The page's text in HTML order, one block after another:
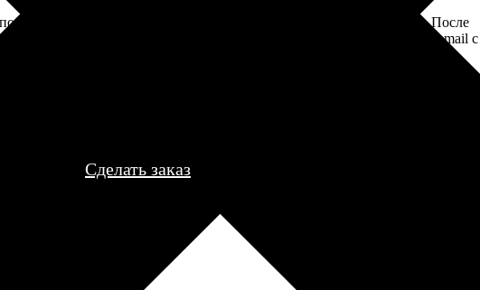
заказа к печати
могут связаться с Вами
телефону или email для
деталей.
Оплатите заказ банковской картой. После
оплаты получите подтверждение на email с
описанием заказа. Когда отправим заказ
Сделать заказ